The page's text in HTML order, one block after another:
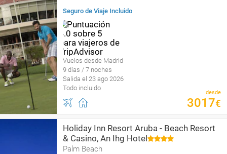
Seguro de Viaje Incluido
Vuelos desde Madrid
9 días / 7 noches
Salida el 23 ago 2026
Todo incluido
desde
3017€
Holiday Inn Resort Aruba - Beach Resort
& Casino, An Ihg Hotel
Palm Beach